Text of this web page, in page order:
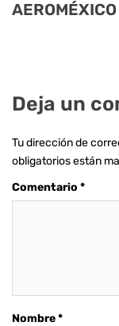
Deja un
Tu dirección de
obligatorios están
Comentario *
Nombre*